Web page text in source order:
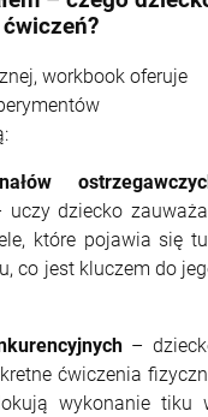
workbook oferuje
uczy dziecko
które pojawia się
co jest kluczem do
–
ćwiczenia
wykonanie tiku